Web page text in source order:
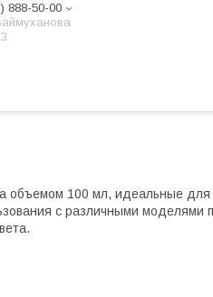
888-50-00
объемом 100 мл, идеальные
с различными моделями